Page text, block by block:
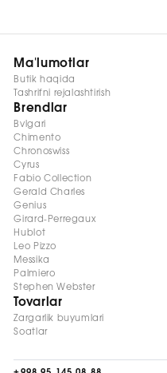
Ma'lumotlar
Butik haqida
Tashrifni rejalashtirish
Brendlar
Bvlgari
Chimento
Chronoswiss
Cyrus
Fabio Collection
Gerald Charles
Genius
Girard-Perregaux
Hublot
Leo Pizzo
Messika
Palmiero
Stephen Webster
Tovarlar
Zargarlik buyumlari
Soatlar